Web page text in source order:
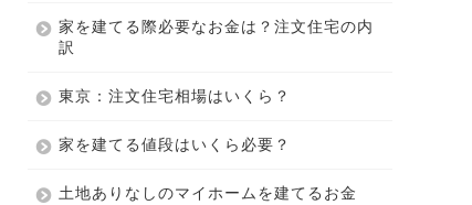
家を建てる際必要なお金は？注文住宅の内
訳
東京：注文住宅相場はいくら？
家を建てる値段はいくら必要？
土地ありなしのマイホームを建てるお金